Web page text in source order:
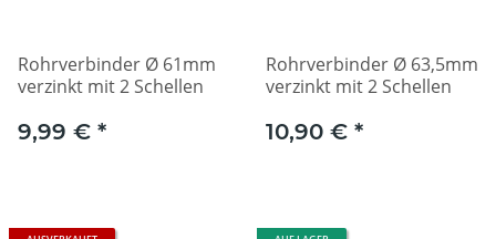
Rohrverbinder Ø 61mm
verzinkt mit 2 Schellen
9,99 € *
Rohrverbinder Ø 63,5mm
verzinkt mit 2 Schellen
10,90 € *